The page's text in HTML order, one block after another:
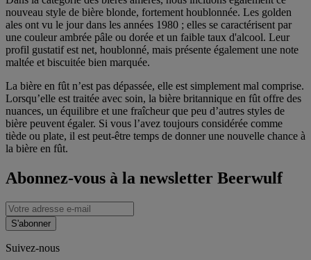
nouveau style de bière blonde, fortement houblonnée. Les golden
ales ont vu le jour dans les années 1980 ; elles se caractérisent par
une couleur ambrée pâle ou dorée et un faible taux d'alcool. Leur
profil gustatif est net, houblonné, mais présente également une note
maltée et biscuitée bien marquée.
La bière en fût n’est pas dépassée, elle est simplement mal comprise.
Lorsqu’elle est traitée avec soin, la bière britannique en fût offre des
nuances, un équilibre et une fraîcheur que peu d’autres styles de
bière peuvent égaler. Si vous l’avez toujours considérée comme
tiède ou plate, il est peut-être temps de donner une nouvelle chance à
la bière en fût.
Abonnez-vous à la newsletter Beerwulf
S'abonner
Suivez-nous